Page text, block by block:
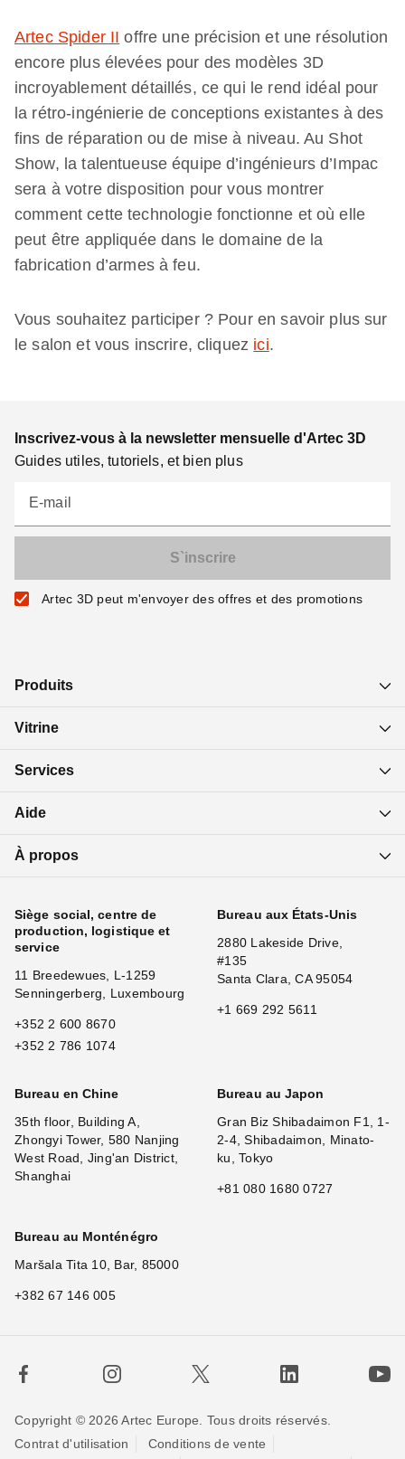
Artec Spider II offre une précision et une résolution
encore plus élevées pour des modèles 3D
incroyablement détaillés, ce qui le rend idéal pour
la rétro-ingénierie de conceptions existantes à des
fins de réparation ou de mise à niveau. Au Shot
Show, la talentueuse équipe d’ingénieurs d’Impac
sera à votre disposition pour vous montrer
comment cette technologie fonctionne et où elle
peut être appliquée dans le domaine de la
fabrication d’armes à feu.
Vous souhaitez participer ? Pour en savoir plus sur
le salon et vous inscrire, cliquez ici.
Inscrivez-vous à la newsletter mensuelle d'Artec 3D
Guides utiles, tutoriels, et bien plus
E-mail
Artec 3D peut m'envoyer des offres et des promotions
Produits
Vitrine
Services
Aide
À propos
Siège social, centre de
production, logistique et
service
11 Breedewues, L-1259
Senningerberg, Luxembourg
+352 2 600 8670
+352 2 786 1074
Bureau aux États-Unis
2880 Lakeside Drive,
#135
Santa Clara, CA 95054
+1 669 292 5611
Bureau en Chine
35th floor, Building A,
Zhongyi Tower, 580 Nanjing
West Road, Jing'an District,
Shanghai
Bureau au Japon
Gran Biz Shibadaimon F1, 1-
2-4, Shibadaimon, Minato-
ku, Tokyo
+81 080 1680 0727
Bureau au Monténégro
Maršala Tita 10, Bar, 85000
+382 67 146 005
Copyright © 2026 Artec Europe. Tous droits réservés.
Contrat d'utilisation
Conditions de vente